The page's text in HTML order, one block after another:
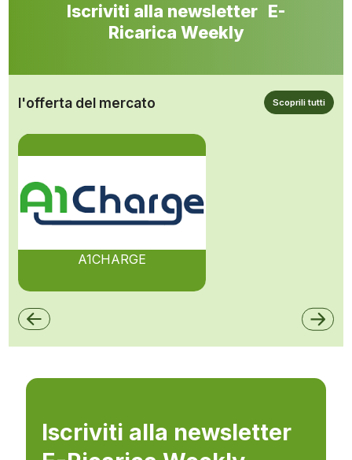
Iscriviti alla newsletter E-
Ricarica Weekly
l'offerta del mercato Scoprili tutti
A1CHARGE
Iscriviti alla newsletter